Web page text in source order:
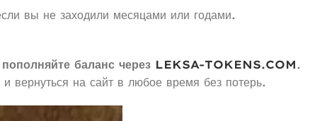
вы не заходили месяцами или годами.
баланс через LEKSA-TOKENS.COM.
и вернуться на сайт в любое время без потерь.